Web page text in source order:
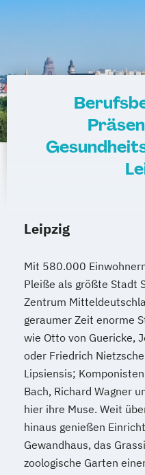
Leipzig
Mit 580.000
Pleiße als größte Stadt
Zentrum
geraumer Zeit enorme
wie Otto von Guericke,
oder Friedrich
Lipsiensis;
Bach, Richard Wagner
hier ihre Muse. Weit
hinaus genießen
Gewandhaus, das
zoologische Garten